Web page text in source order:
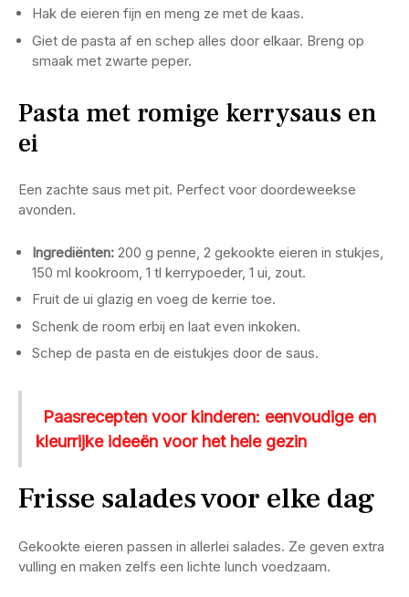
Hak de eieren fijn en meng ze met de kaas.
Giet de pasta af en schep alles door elkaar. Breng op
smaak met zwarte peper.
Pasta met romige kerrysaus en
ei
Een zachte saus met pit. Perfect voor doordeweekse
avonden.
Ingrediënten: 200 g penne, 2 gekookte eieren in stukjes,
150 ml kookroom, 1 tl kerrypoeder, 1 ui, zout.
Fruit de ui glazig en voeg de kerrie toe.
Schenk de room erbij en laat even inkoken.
Schep de pasta en de eistukjes door de saus.
Paasrecepten voor kinderen: eenvoudige en
kleurrijke ideeën voor het hele gezin
Frisse salades voor elke dag
Gekookte eieren passen in allerlei salades. Ze geven extra
vulling en maken zelfs een lichte lunch voedzaam.